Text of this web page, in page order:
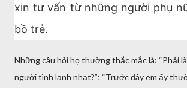
xin tư vấn từ những người phụ
bồ trẻ.
Những câu hỏi họ thường thắc mắc là: “Phải
người tình lạnh nhạt?”; “Trước đây em ấy